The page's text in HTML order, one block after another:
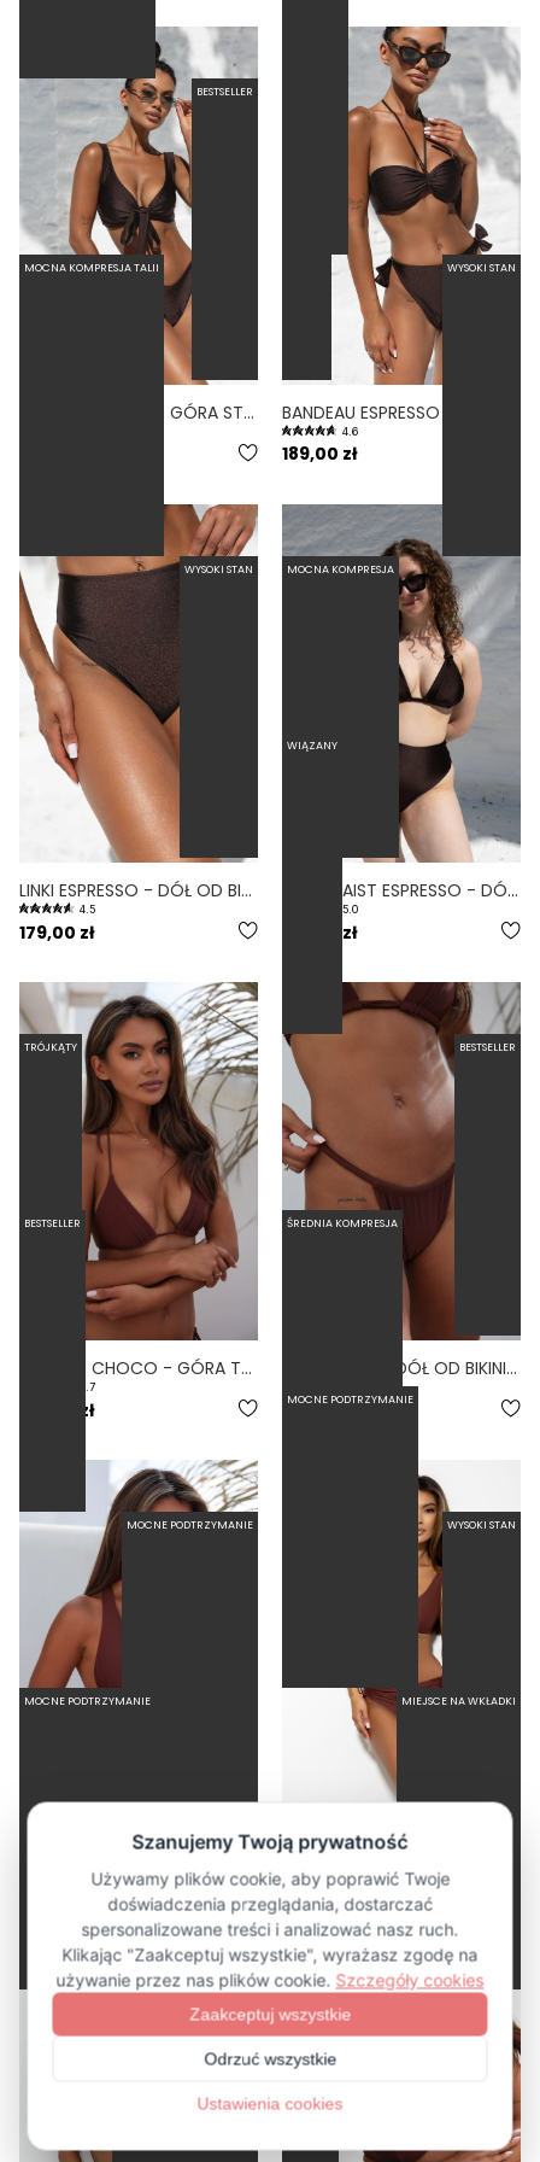
BESTSELLER
WRAP ESPRESSO - GÓRA STROJU KĄPIELOWEGO NA DUŻY BIUST REGULOWANY OBWÓD BRĄZ
4.6
189,00 zł
MOCNA KOMPRESJA TALII
WYSOKI STAN
LINKI ESPRESSO - DÓŁ OD BIKINI WYSOKI STAN BRAZYLIANY BRĄZOWY
4.5
179,00 zł
WYSOKI STAN
MOCNA KOMPRESJA
HIGH WAIST ESPRESSO - DÓŁ OD BIKINI WYSOKI STAN FIGI BRĄZOWY
5.0
169,00 zł
TRÓJKĄTY
CLASSIC CHOCO - GÓRA TRÓJKĄTNA OD BIKINI WIĄZANA BRĄZOWY
4.7
189,00 zł
WIĄZANY
BESTSELLER
TIE CHOCO - DÓŁ OD BIKINI WIĄZANY WYCIĘTY BRĄZOWY
179,00 zł
BESTSELLER
MOCNE PODTRZYMANIE
LINDA CHOCO - TRÓJKĄTNA GÓRA OD BIKINI NA DUŻY BIUST BRĄZOWY
239,00 zł
ŚREDNIA KOMPRESJA
WYSOKI STAN
179,00 zł
MOCNE PODTRZYMANIE
MOCNE PODTRZYMANIE
MIEJSCE NA WKŁADKI